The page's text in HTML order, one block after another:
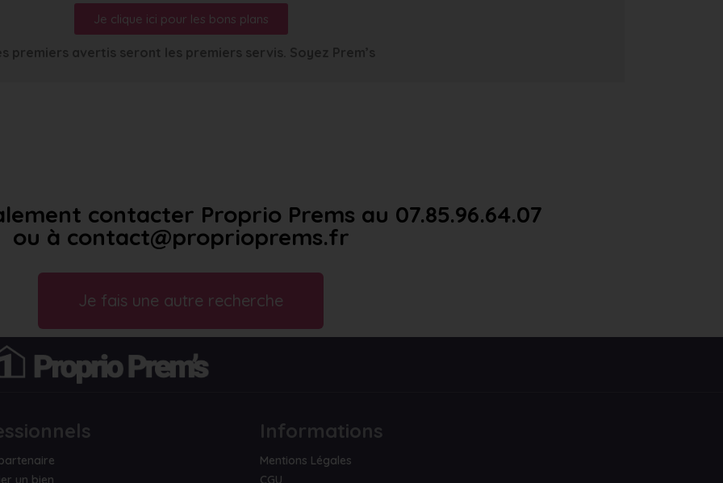
Je clique ici pour les bons plans
premiers avertis seront les premiers servis. Soyez Prem’s
contacter Proprio Prems au 07.85.96.64.07
ou à contact@proprioprems.fr
Je fais une autre recherche
un bien
Informations
Mentions Légales
CGU